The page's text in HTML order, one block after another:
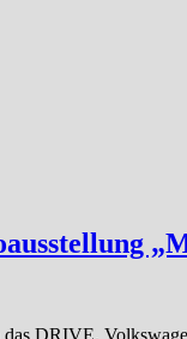
das DRIVE.